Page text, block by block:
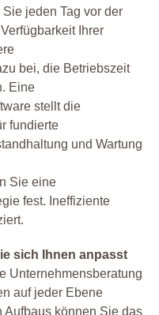
jeden Tag vor der
Ihrer
bei, die Betriebszeit
Eine
stellt die
fundierte
und Wartung
Sie eine
fest. Ineffiziente
sich Ihnen anpasst
Unternehmensberatung
auf jeder Ebene
können Sie das